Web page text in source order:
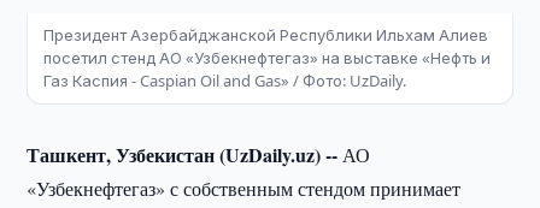
Президент Азербайджанской Республики Ильхам Алиев
посетил стенд АО «Узбекнефтегаз» на выставке «Нефть и
Газ Каспия - Caspian Oil and Gas» / Фото: UzDaily.
Ташкент, Узбекистан (UzDaily.uz) -- АО
«Узбекнефтегаз» с собственным стендом принимает